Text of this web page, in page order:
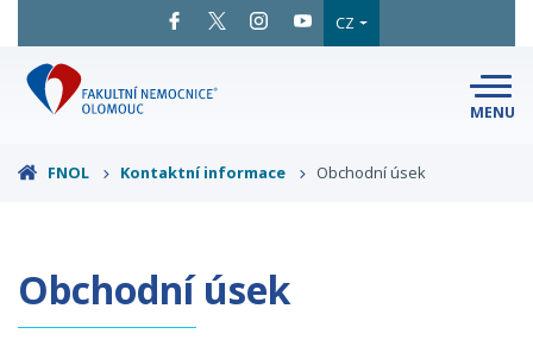
CZ
MENU
MAPAAREÁLU
NEMOCNICI
KONTAKTNÍINFORMACE
FNOL Kontaktní informace Obchodní úsek
Obchodní úsek